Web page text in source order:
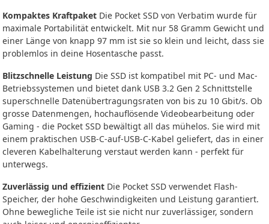
Kompaktes Kraftpaket Die Pocket SSD von Verbatim wurde für
maximale Portabilität entwickelt. Mit nur 58 Gramm Gewicht und
einer Länge von knapp 97 mm ist sie so klein und leicht, dass sie
problemlos in deine Hosentasche passt.
Blitzschnelle Leistung Die SSD ist kompatibel mit PC- und Mac-
Betriebssystemen und bietet dank USB 3.2 Gen 2 Schnittstelle
superschnelle Datenübertragungsraten von bis zu 10 Gbit/s. Ob
grosse Datenmengen, hochauflösende Videobearbeitung oder
Gaming - die Pocket SSD bewältigt all das mühelos. Sie wird mit
einem praktischen USB-C-auf-USB-C-Kabel geliefert, das in einer
cleveren Kabelhalterung verstaut werden kann - perfekt für
unterwegs.
Zuverlässig und effizient Die Pocket SSD verwendet Flash-
Speicher, der hohe Geschwindigkeiten und Leistung garantiert.
Ohne bewegliche Teile ist sie nicht nur zuverlässiger, sondern